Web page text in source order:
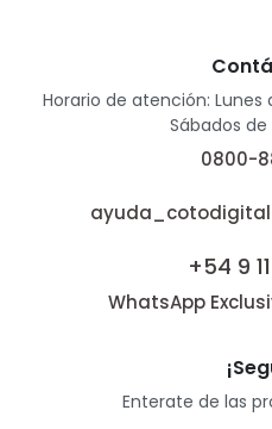
Horario de atención: Lunes
Sábados de
0800-
+54 9
WhatsApp
Enterate de las